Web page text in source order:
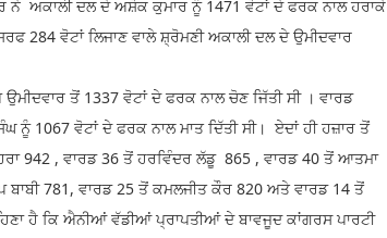
ਨੇ ਅਕਾਲੀ ਦਲ ਦੇ ਅਸ਼ੋਕ ਕੁਮਾਰ ਨੂੰ 1471 ਵੋਟਾਂ ਦੇ ਫਰਕ ਨਾਲ ਹਰਾਕੇ
284 ਵੋਟਾਂ ਲਿਜਾਣ ਵਾਲੇ ਸ਼੍ਰੋਮਣੀ ਅਕਾਲੀ ਦਲ ਦੇ ਉਮੀਦਵਾਰ
ਤੋਂ 1337 ਵੋਟਾਂ ਦੇ ਫਰਕ ਨਾਲ ਚੋਣ ਜਿੱਤੀ ਸੀ । ਵਾਰਡ
1067 ਵੋਟਾਂ ਦੇ ਫਰਕ ਨਾਲ ਮਾਤ ਦਿੱਤੀ ਸੀ। ਏਦਾਂ ਹੀ ਹਜ਼ਾਰ ਤੋਂ
942 , ਵਾਰਡ 36 ਤੋਂ ਹਰਵਿੰਦਰ ਲੱਡੂ 865 , ਵਾਰਡ 40 ਤੋਂ ਆਤਮਾ
781, ਵਾਰਡ 25 ਤੋਂ ਕਮਲਜੀਤ ਕੌਰ 820 ਅਤੇ ਵਾਰਡ 14 ਤੋਂ
ਹੈ ਕਿ ਐਨੀਆਂ ਵੱਡੀਆਂ ਪ੍ਰਾਪਤੀਆਂ ਦੇ ਬਾਵਜੂਦ ਕਾਂਗਰਸ ਪਾਰਟੀ